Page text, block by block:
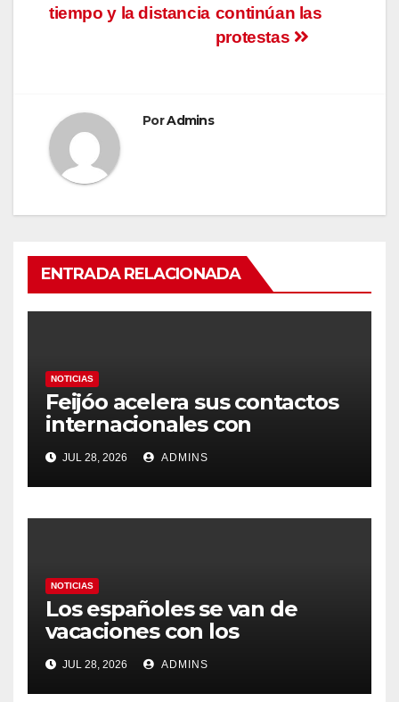
continúan las
protestas
tiempo y la distancia
PorAdmins
ENTRADA RELACIONADA
NOTICIAS
Feijóo acelera sus contactos
internacionales con
Latinoamérica como socio
prioritario en su agenda de
gobierno
JUL 28, 2026 ADMINS
NOTICIAS
Los españoles se van de
vacaciones con los
carburantes hasta un 21%
más caros que el año pasado
JUL 28, 2026 ADMINS